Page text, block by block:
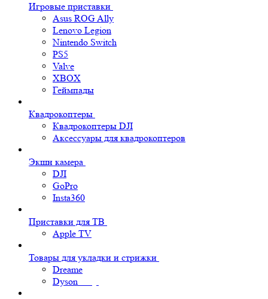
Игровые приставки
Asus ROG Ally
Lenovo Legion
Nintendo Switch
PS5
Valve
XBOX
Геймпады
Квадрокоптеры
Квадрокоптеры DJI
Аксессуары для квадрокоптеров
Экшн камера
DJI
GoPro
Insta360
Приставки для ТВ
Apple TV
Товары для укладки и стрижки
Dreame
Dyson